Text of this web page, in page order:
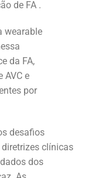
de FA .
wearable
da FA,
AVC e
por
desafios
clínicas
dos